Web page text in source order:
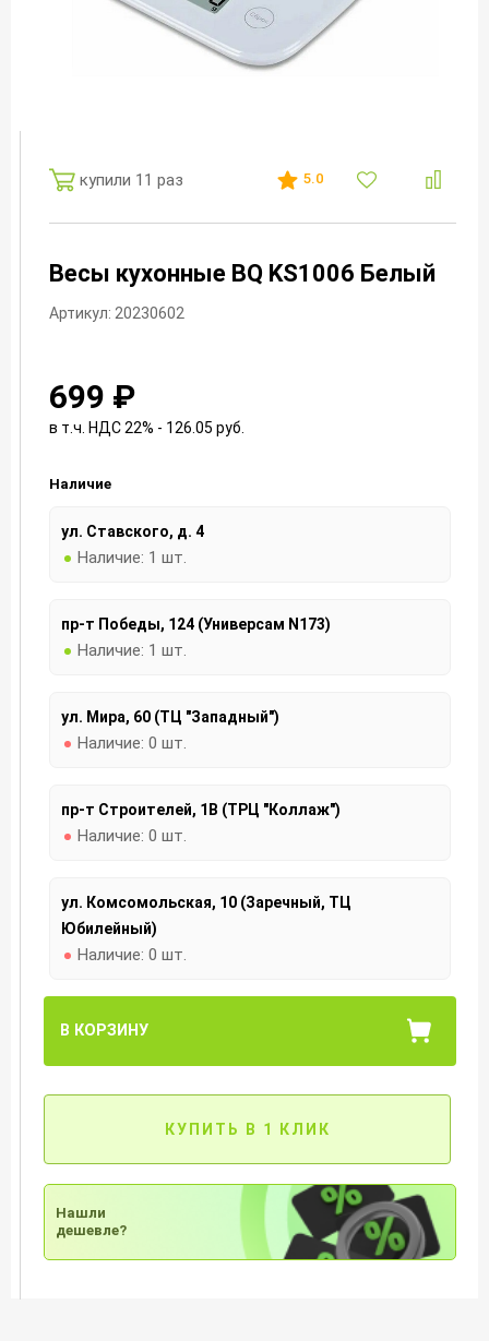
купили 11 раз 5.0
Весы кухонные BQ KS1006 Белый
Артикул: 20230602
699 ₽
в т.ч. НДС 22% - 126.05 руб.
Наличие
ул. Ставского, д. 4
Наличие: 1 шт.
пр-т Победы, 124 (Универсам N173)
Наличие: 1 шт.
ул. Мира, 60 (ТЦ "Западный")
Наличие: 0 шт.
пр-т Строителей, 1В (ТРЦ "Коллаж")
Наличие: 0 шт.
ул. Комсомольская, 10 (Заречный, ТЦ
Юбилейный)
Наличие: 0 шт.
В КОРЗИНУ
КУПИТЬ В 1 КЛИК
Нашли
дешевле?